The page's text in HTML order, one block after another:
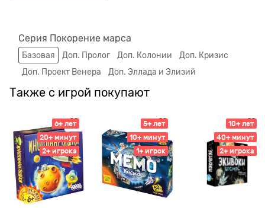
Серия Покорение марса
Базовая Доп. Пролог Доп. Колонии
Доп. Кризис
Доп. Проект Венера
Доп. Эллада и Элизий
Также с игрой покупают
6+ лет
20+ минут
2+ игрока
5+ лет
10+ минут
1+ игрок
10+ лет
40+ минут
2+ игрока